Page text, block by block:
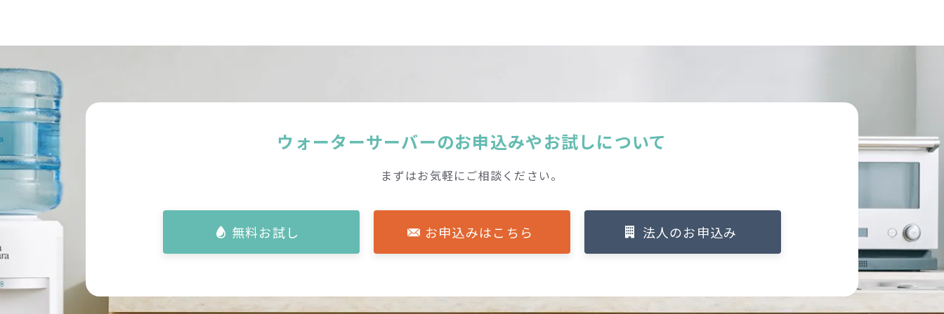
ウォーターサーバーのお申込みやお試しについて
まずはお気軽にご相談ください。
無料お試し お申込みはこちら 法人のお申込み